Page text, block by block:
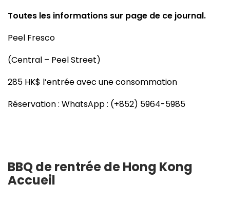
Toutes les informations sur page de ce journal.
Peel Fresco
(Central – Peel Street)
285 HK$ l’entrée avec une consommation
Réservation : WhatsApp : (+852) 5964-5985
BBQ de rentrée de Hong Kong
Accueil